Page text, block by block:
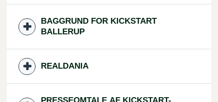
BAGGRUND FOR KICKSTART
BALLERUP
REALDANIA